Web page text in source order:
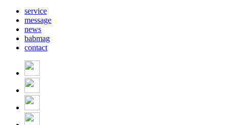
service
message
news
babmag
contact